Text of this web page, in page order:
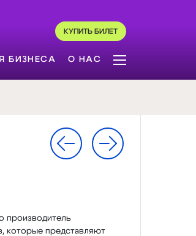
КУПИТЬ БИЛЕТ
БИЗНЕСА О НАС
производитель
которые представляют